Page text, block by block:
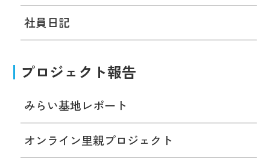
社員日記
プロジェクト報告
みらい基地レポート
オンライン里親プロジェクト